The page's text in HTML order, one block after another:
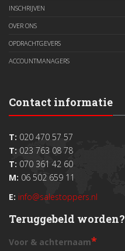
INSCHRIJVEN
OVER ONS
OPDRACHTGEVERS
ACCOUNTMANAGERS
Contact informatie
T: 020 470 57 57
T: 023 763 08 78
T: 070 361 42 60
M: 06 502 659 11
E: info@salestoppers.nl
Teruggebeld worden?
Voor & achternaam*